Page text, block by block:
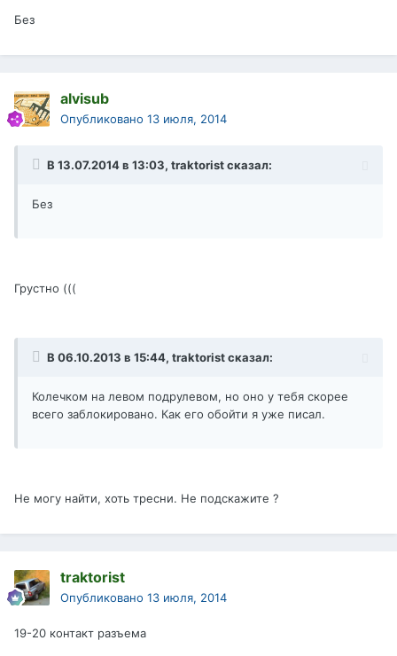
Без
alvisub
Опубликовано 13 июля, 2014
В 13.07.2014 в 13:03, traktorist сказал:
Без
Грустно (((
В 06.10.2013 в 15:44, traktorist сказал:
Колечком на левом подрулевом, но оно у тебя скорее
всего заблокировано. Как его обойти я уже писал.
Не могу найти, хоть тресни. Не подскажите ?
traktorist
Опубликовано 13 июля, 2014
19-20 контакт разъема